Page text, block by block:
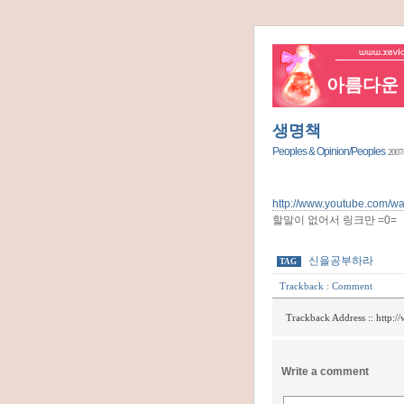
아름다
생명책
Peoples & Opinion/Peoples
http://www.youtube.com/
할말이 없어서 링크만 =0=
TAG 신을공부하라
Trackback : Comment
Trackback Address :: http://
Write a comment